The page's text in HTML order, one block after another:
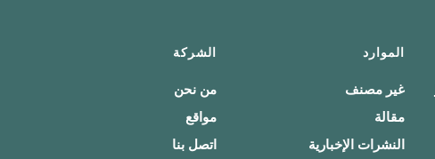
الموارد
غير مصنف
مقالة
النشرات الإخبارية
الشركة
من نحن
مواقع
اتصل بنا